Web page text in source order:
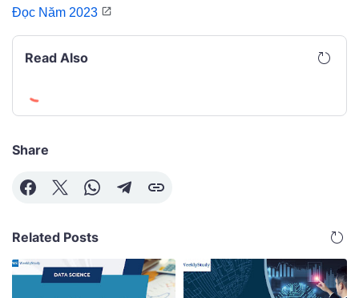
Đọc Năm 2023
Read Also
Share
Related Posts